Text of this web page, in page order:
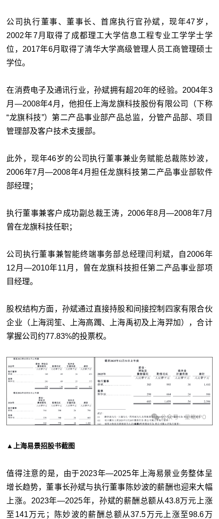
公司执行董事、董事长、首席执行官孙斌，现年47岁，
2002年7月取得了成都理工大学信息工程专业工学学士学
位，2017年6月取得了清华大学高级管理人员工商管理硕士
学位。
在消费电子及通讯行业，孙斌拥有超20年的经验。2004年3
月—2008年4月，他担任上海龙旗科技股份有限公司（下称
“龙旗科技”）第二产品事业部产品总监，分管产品部、项目
管理部及客户技术支援部。
此外，现年46岁的公司执行董事兼业务赋能总裁陈妙波，
2006年7月—2008年4月担任龙旗科技第二产品事业部软件
部经理；
执行董事兼客户成功副总裁王涛，2006年8月—2008年7月
曾在龙旗科技任职；
公司执行董事兼智能终端事务部总经理闫利斌，自2006年
12月—2010年11月，曾在龙旗科技担任第二产品事业部项
目经理。
股权结构方面，孙斌通过直接持股和间接控制四家有限合伙
企业（上海润笙、上海高躅、上海禹初及上海羿加），合计
掌握公司约77.83%的投票权。
▲上海易景招股书截图
值得注意的是，由于2023年—2025年上海易景业务整体呈
增长趋势，董事长孙斌与执行董事陈妙波的薪酬也迎来大幅
上涨。2023年—2025年，孙斌的薪酬总额从43.8万元上涨
至141万元；陈妙波的薪酬总额从37.5万元上涨至98.6万